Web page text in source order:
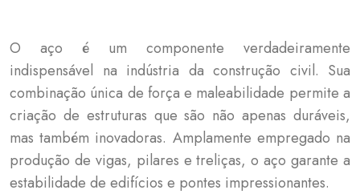
O aço é um componente verdadeiramente
indispensável na indústria da construção civil. Sua
combinação única de força e maleabilidade permite a
criação de estruturas que são não apenas duráveis,
mas também inovadoras. Amplamente empregado na
produção de vigas, pilares e treliças, o aço garante a
estabilidade de edifícios e pontes impressionantes.